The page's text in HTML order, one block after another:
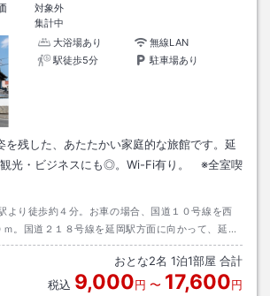
対象外
集計中
大浴場あり
無線LAN
駅徒歩5分
駐車場あり
残した、あたたかい家庭的な旅館です。延
観光・ビジネスにも◎。Wi-Fi有り。 ※全室喫
より徒歩約４分。お車の場合、国道１０号線を西
。国道２１８号線を延岡駅方面に向かって、延岡
おとな2名 1泊1部屋 合計
税込 9,000円 〜 17,600円